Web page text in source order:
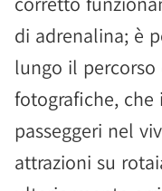
di adrenalina; è
lungo il
fotografiche,
passeggeri nel
attrazioni su